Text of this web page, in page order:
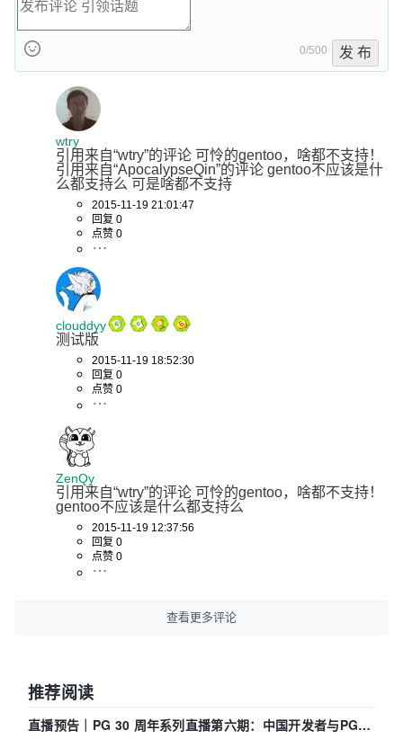
0/500 发 布
wtry
引用来自“wtry”的评论 可怜的gentoo，啥都不支持！
引用来自“ApocalypseQin”的评论 gentoo不应该是什
么都支持么 可是啥都不支持
2015-11-19 21:01:47
回复 0
点赞 0
clouddyy
测试版
2015-11-19 18:52:30
回复 0
点赞 0
ZenQy
引用来自“wtry”的评论 可怜的gentoo，啥都不支持！
gentoo不应该是什么都支持么
2015-11-19 12:37:56
回复 0
点赞 0
查看更多评论
推荐阅读
直播预告｜PG 30 周年系列直播第六期：中国开发者与PG内